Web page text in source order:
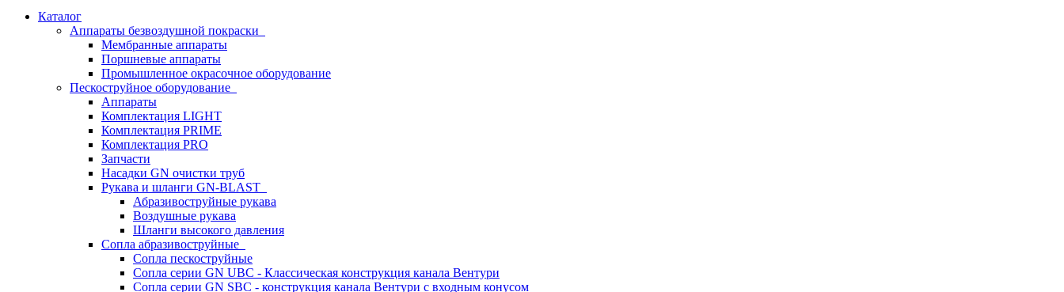
Каталог
Аппараты безвоздушной покраски
Мембранные аппараты
Поршневые аппараты
Промышленное окрасочное оборудование
Пескоструйное оборудование
Аппараты
Комплектация LIGHT
Комплектация PRIME
Комплектация PRO
Запчасти
Насадки GN очистки труб
Рукава и шланги GN-BLAST
Абразивоструйные рукава
Воздушные рукава
Шланги высокого давления
Сопла абразивоструйные
Сопла пескоструйные
Сопла серии GN UBC - Классическая конструкция канала Вентури
Сопла серии GN SBC - конструкция канала Вентури c входным конусом